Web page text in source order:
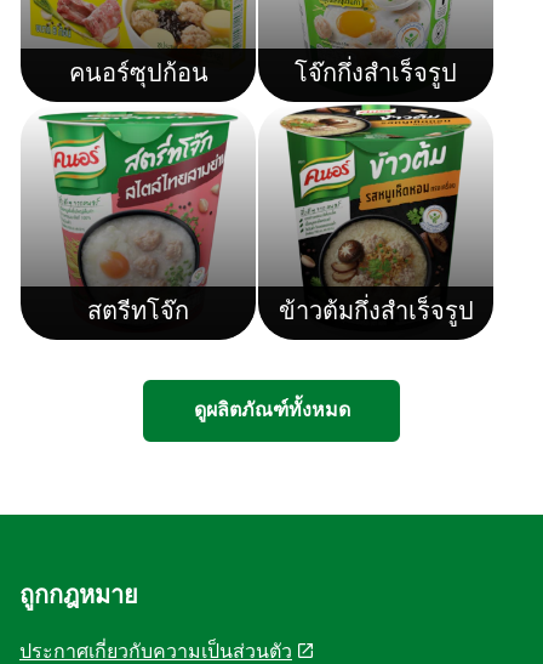
คนอร์ซุปก้อน โจ๊กกึ่งสำเร็จรูป
สตรีทโจ๊ก ข้าวต้มกึ่งสำเร็จรูป
ดูผลิตภัณฑ์ทั้งหมด
ถูกกฎหมาย
ประกาศเกี่ยวกับความเป็นส่วนตัว